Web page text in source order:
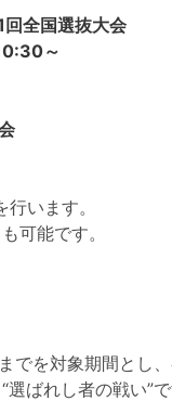
全国選抜大会
～
います。
可能です。
でを対象期間とし
ばれし者の戦い”で